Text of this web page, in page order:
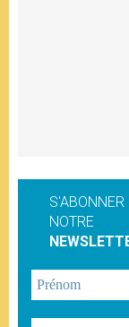
NOTRE